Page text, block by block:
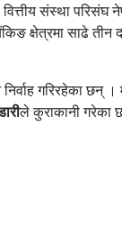
संस्था परिसंघ
क्षेत्रमा साढे
गरिरहेका छन् ।
ले कुराकानी गरेका